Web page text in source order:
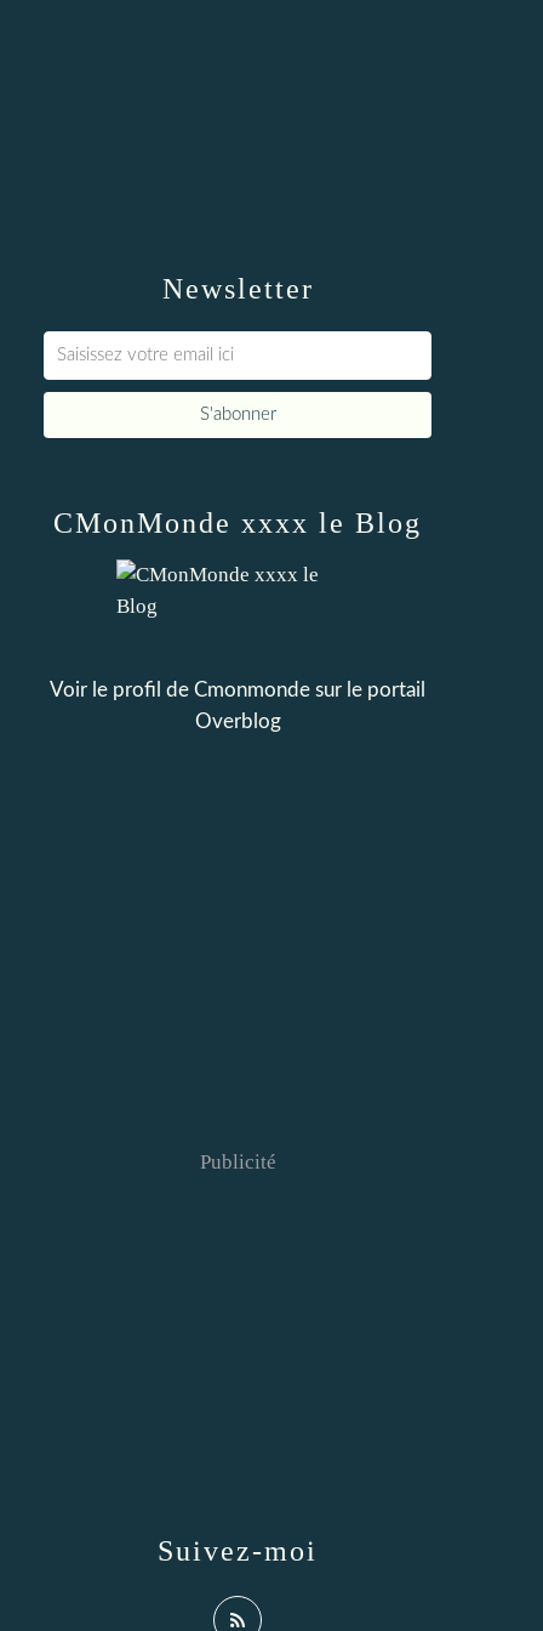
Newsletter
CMonMonde xxxx le Blog
Voir le profil de Cmonmonde sur le portail
Overblog
Suivez-moi
Publicité